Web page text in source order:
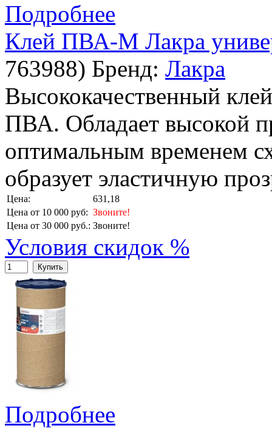
Подробнее
Клей ПВА-М Лакра
763988) Бренд: Лакра
Высококачественный
ПВА. Обладает высокой
оптимальным временем
образует эластичную
Цена:
631,18
Цена от 10 000 руб: Звоните!
Цена от 30 000 руб.: Звоните!
Условия скидок %
Купить
Подробнее